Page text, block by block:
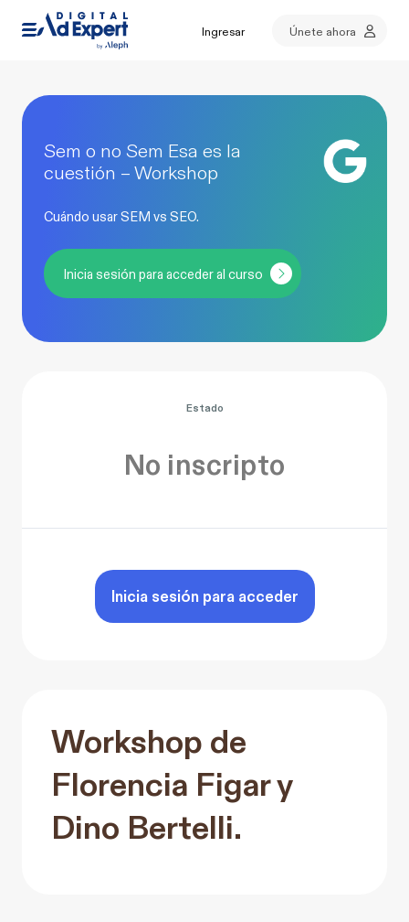
Ingresar Únete ahora
Sem o no Sem Esa es la
cuestión – Workshop
Cuándo usar SEM vs SEO.
Inicia sesión para acceder al curso
Estado
No inscripto
Inicia sesión para acceder
Workshop de
Florencia Figar y
Dino Bertelli.